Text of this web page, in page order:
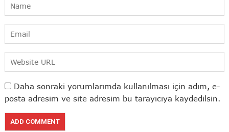
Daha sonraki yorumlarımda kullanılması için adım, e-
posta adresim ve site adresim bu tarayıcıya kaydedilsin.